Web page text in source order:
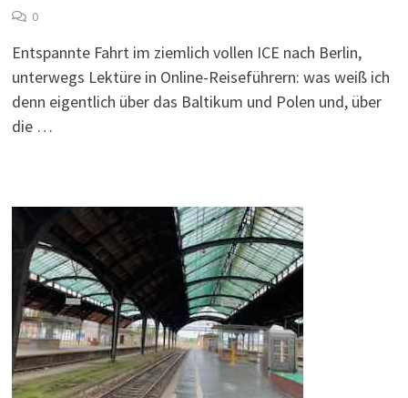
0
Entspannte Fahrt im ziemlich vollen ICE nach Berlin,
unterwegs Lektüre in Online-Reiseführern: was weiß ich
denn eigentlich über das Baltikum und Polen und, über
die …